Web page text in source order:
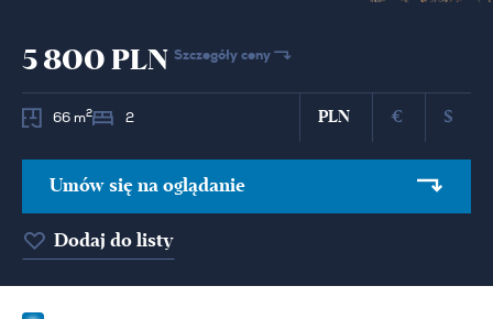
5 800 PLN Szczegóły ceny
66 m2 2 PLN € $
Umów się na oglądanie
Dodaj do listy